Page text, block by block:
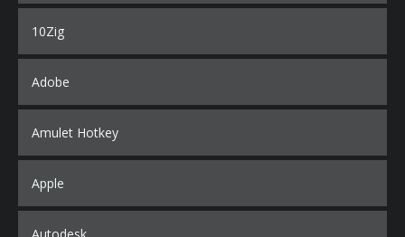
10Zig
Adobe
Amulet Hotkey
Apple